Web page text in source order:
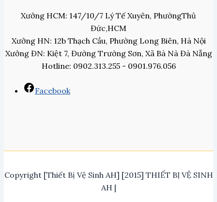
Xưởng HCM: 147/10/7 Lý Tế Xuyên, PhườngThủ
Đức,HCM
Xưởng HN: 12b Thạch Cầu, Phường Long Biên, Hà Nội
Xưởng ĐN: Kiệt 7, Đường Trường Sơn, Xã Bà Nà Đà Nẵng
Hotline: 0902.313.255 - 0901.976.056
Facebook
Copyright [Thiết Bị Vệ Sinh AH] [2015] THIẾT BỊ VỆ SINH
AH |